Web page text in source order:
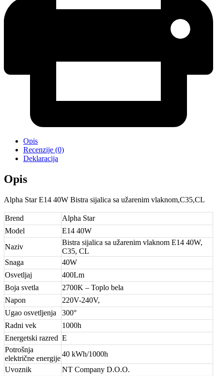
Opis
Recenzije (0)
Deklaracija
Opis
Alpha Star E14 40W Bistra sijalica sa užarenim vlaknom,C35,CL
Brend
Alpha Star
Model
E14 40W
Naziv
Bistra sijalica sa užarenim vlaknom E14 40W,
C35, CL
Snaga
40W
Osvetljaj
400Lm
Boja svetla
2700K – Toplo bela
Napon
220V-240V,
Ugao osvetljenja
300°
Radni vek
1000h
Energetski razred E
Potrošnja
električne energije
40 kWh/1000h
Uvoznik
NT Company D.O.O.